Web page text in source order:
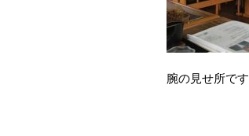
腕の見せ所です